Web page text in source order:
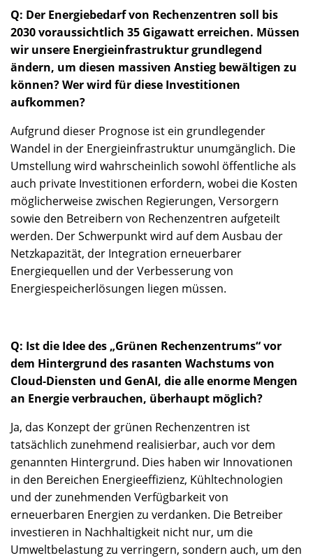
Q: Der Energiebedarf von Rechenzentren soll bis
2030 voraussichtlich 35 Gigawatt erreichen. Müssen
wir unsere Energieinfrastruktur grundlegend
ändern, um diesen massiven Anstieg bewältigen zu
können? Wer wird für diese Investitionen
aufkommen?
Aufgrund dieser Prognose ist ein grundlegender
Wandel in der Energieinfrastruktur unumgänglich. Die
Umstellung wird wahrscheinlich sowohl öffentliche als
auch private Investitionen erfordern, wobei die Kosten
möglicherweise zwischen Regierungen, Versorgern
sowie den Betreibern von Rechenzentren aufgeteilt
werden. Der Schwerpunkt wird auf dem Ausbau der
Netzkapazität, der Integration erneuerbarer
Energiequellen und der Verbesserung von
Energiespeicherlösungen liegen müssen.
Q: Ist die Idee des „Grünen Rechenzentrums“ vor
dem Hintergrund des rasanten Wachstums von
Cloud-Diensten und GenAI, die alle enorme Mengen
an Energie verbrauchen, überhaupt möglich?
Ja, das Konzept der grünen Rechenzentren ist
tatsächlich zunehmend realisierbar, auch vor dem
genannten Hintergrund. Dies haben wir Innovationen
in den Bereichen Energieeffizienz, Kühltechnologien
und der zunehmenden Verfügbarkeit von
erneuerbaren Energien zu verdanken. Die Betreiber
investieren in Nachhaltigkeit nicht nur, um die
Umweltbelastung zu verringern, sondern auch, um den